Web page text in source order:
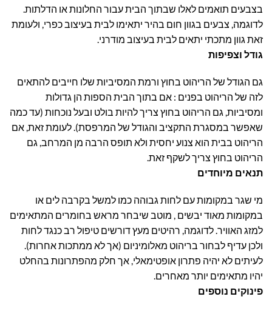
בצבעים תואמים לאלו שבתוך הבית עבור החלונות או הדלתות.
לדוגמה, צבעים בגוון חום בהיר יתאימו לבית בעיצוב כפרי, ולעומת
זאת גוון מתכתי יתאים לבית בעיצוב מודרני.
גודל וצפיפות
גם הגודל של הריהוט בחוץ ורמת המסיביות שלו חייבים להתאים
לזה של הריהוט בפנים : אם בתוך הבית הספות הן גדולות
ומסיביות, גם הריהוט בחוץ צריך להיות בולט ובעל נוכחות (עד כמה
שאפשר במסגרת התקציב והגודל של המרפסת). לעומת זאת, אם
הריהוט בבית הוא צנוע יחסית ולא תופס הרבה מן המרחב, גם
הריהוט בחוץ צריך לשקף זאת.
תנאים מיוחדים
מי שגר במקומות עם לחות גבוהה כמו למשל בקרבה לים או
במקומות מאוד יבשים , מוטב שיבחר מראש בחומרים המתאימים
למזג האוויר. לדוגמה, רהיטים מעץ דורשים טיפול רב כנגד לחות
ולכן עדיף לבחור בריהוט מאלומיניום (אך לא ממתכות אחרות).
לעיתים לא יהיה פתרון אופטימאלי, אך חלק מהפתרונות בהחלט
יהיו מתאימים יותר מאחרים.
פינוקים נוספים